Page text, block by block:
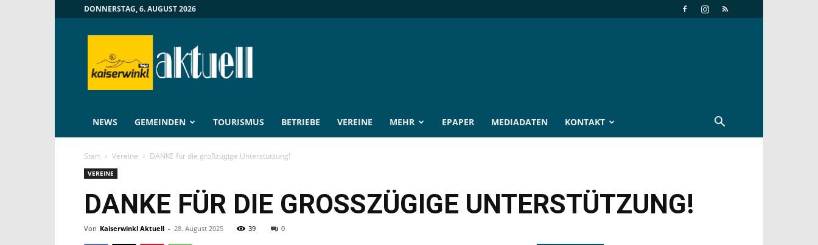
DONNERSTAG, 6. AUGUST 2026
Aktuell
NEWS GEMEINDEN TOURISMUS BETRIEBE VEREINE MEHR EPAPER MEDIADATEN KONTAKT
Start Vereine DANKE für die großzügige Unterstützung!
VEREINE
DANKE FÜR DIE GROSSZÜGIGE UNTERSTÜTZUNG!
Von Kaiserwinkl Aktuell - 28. August 2025 39 0